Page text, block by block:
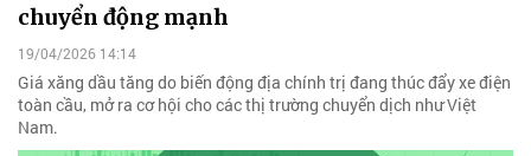
chuyển động mạnh
19/04/2026 14:14
Giá xăng dầu tăng do biến động địa chính trị đang thúc đẩy xe điện
toàn cầu, mở ra cơ hội cho các thị trường chuyển dịch như Việt
Nam.